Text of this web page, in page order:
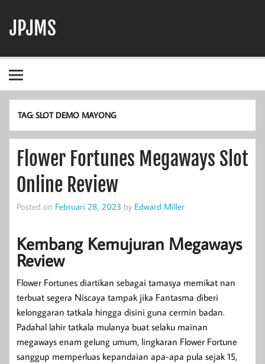
content
JPJMS
TAG:SLOT DEMO MAYONG
Flower Fortunes Megaways Slot
Online Review
Posted on Februari 28, 2023 by Edward Miller
Kembang Kemujuran Megaways
Review
Flower Fortunes diartikan sebagai tamasya memikat nan
terbuat segera Niscaya tampak jika Fantasma diberi
kelonggaran tatkala hingga disini guna cermin badan.
Padahal lahir tatkala mulanya buat selaku mainan
megaways enam gelung umum, lingkaran Flower Fortune
sanggup memperluas kepandaian apa-apa pula sejak 15,